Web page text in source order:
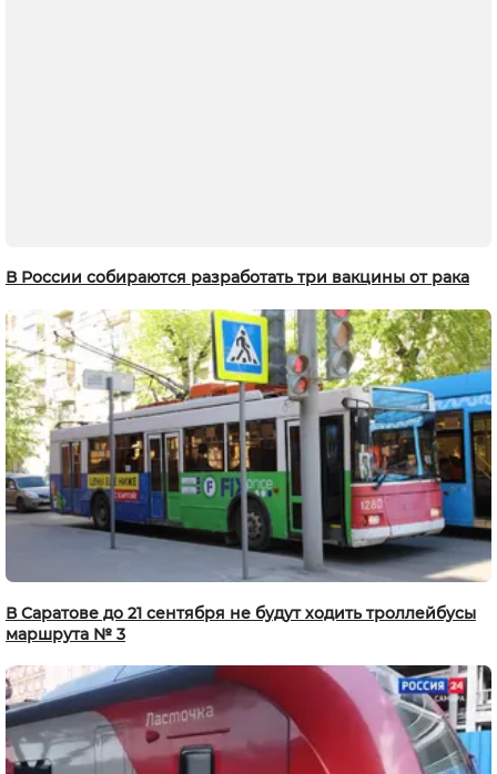
В России собираются разработать три вакцины от рака
В Саратове до 21 сентября не будут ходить троллейбусы
маршрута № 3